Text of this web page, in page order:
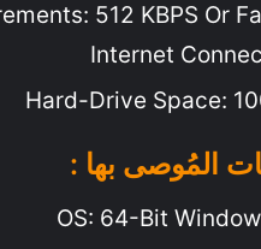
512 KBPS Or
Internet
Hard-Drive Space:
المُوصى بها :
OS: 64-Bit